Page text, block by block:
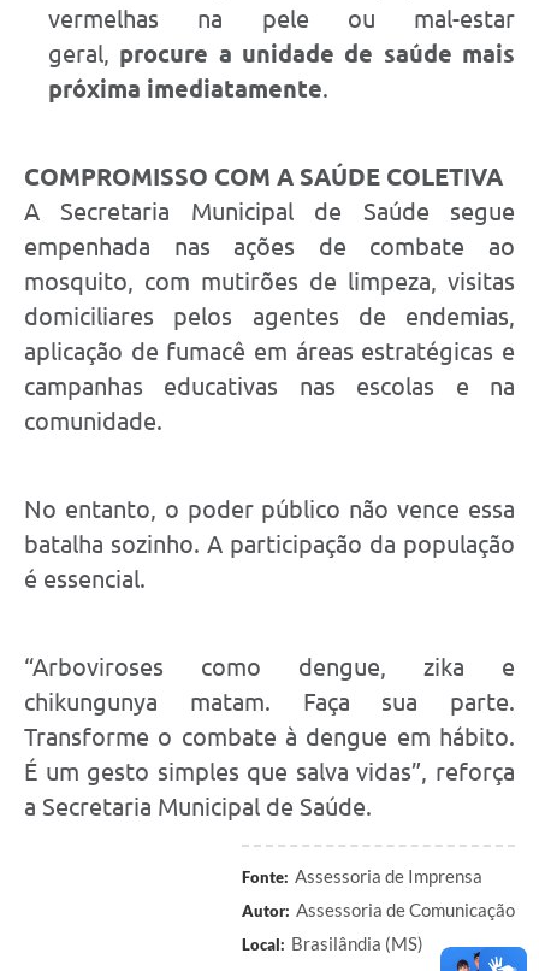
vermelhas na pele ou mal-estar
geral, procure a unidade de saúde mais
próxima imediatamente.
COMPROMISSO COM A SAÚDE COLETIVA
A Secretaria Municipal de Saúde segue
empenhada nas ações de combate ao
mosquito, com mutirões de limpeza, visitas
domiciliares pelos agentes de endemias,
aplicação de fumacê em áreas estratégicas e
campanhas educativas nas escolas e na
comunidade.
No entanto, o poder público não vence essa
batalha sozinho. A participação da população
é essencial.
“Arboviroses como dengue, zika e
chikungunya matam. Faça sua parte.
Transforme o combate à dengue em hábito.
É um gesto simples que salva vidas”, reforça
a Secretaria Municipal de Saúde.
Fonte: Assessoria de Imprensa
Autor: Assessoria de Comunicação
Local: Brasilândia (MS)